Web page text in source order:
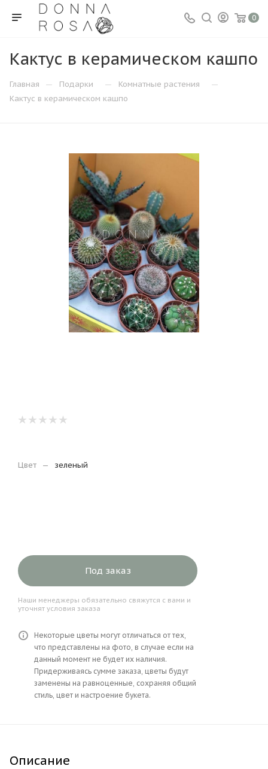
0
Кактус в керамическом кашпо
Главная — Подарки — Комнатные растения —
Кактус в керамическом кашпо
Цвет — зеленый
Под заказ
Наши менеджеры обязательно свяжутся с вами и
уточнят условия заказа
Некоторые цветы могут отличаться от тех,
что представлены на фото, в случае если на
данный момент не будет их наличия.
Придерживаясь сумме заказа, цветы будут
заменены на равноценные, сохраняя общий
стиль, цвет и настроение букета.
Описание